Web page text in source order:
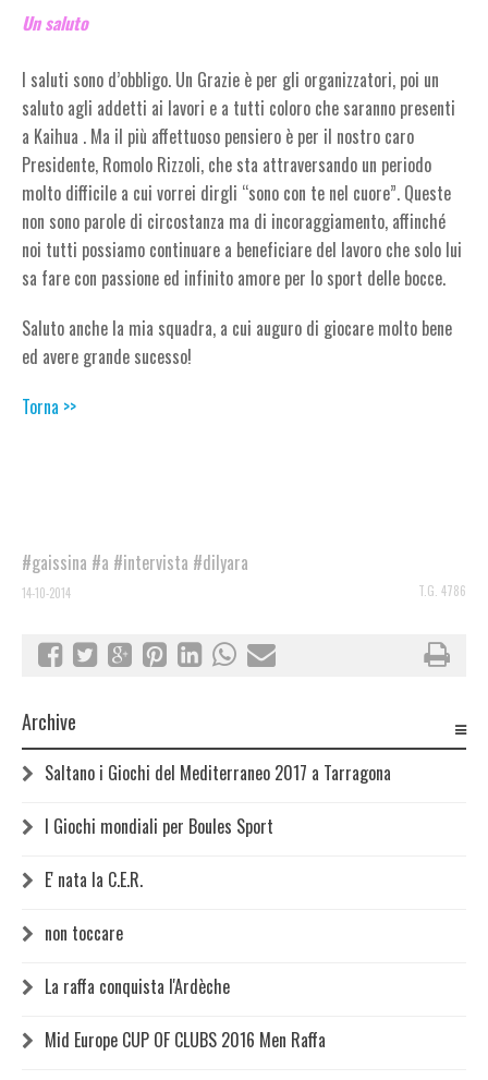
Un saluto
I saluti sono d’obbligo. Un Grazie è per gli organizzatori, poi un
saluto agli addetti ai lavori e a tutti coloro che saranno presenti
a Kaihua . Ma il più affettuoso pensiero è per il nostro caro
Presidente, Romolo Rizzoli, che sta attraversando un periodo
molto difficile a cui vorrei dirgli “sono con te nel cuore”. Queste
non sono parole di circostanza ma di incoraggiamento, affinché
noi tutti possiamo continuare a beneficiare del lavoro che solo lui
sa fare con passione ed infinito amore per lo sport delle bocce.
Saluto anche la mia squadra, a cui auguro di giocare molto bene
ed avere grande sucesso!
Torna >>
#gaissina #a #intervista #dilyara
T.G. 4786
14-10-2014
Archive
Saltano i Giochi del Mediterraneo 2017 a Tarragona
I Giochi mondiali per Boules Sport
E' nata la C.E.R.
non toccare
La raffa conquista l'Ardèche
Mid Europe CUP OF CLUBS 2016 Men Raffa